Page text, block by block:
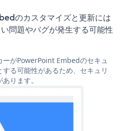
のカスタマイズと更新には
問題やバグが発生する可能性
ーがPowerPoint Embedのセキュ
る可能性があるため、セキュリ
ります。